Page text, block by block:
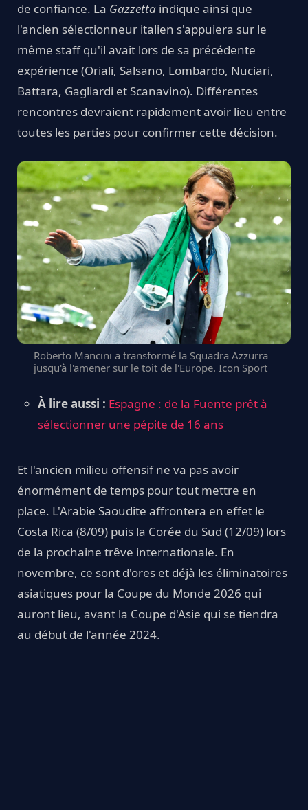
de confiance. La Gazzetta indique ainsi que
l'ancien sélectionneur italien s'appuiera sur le
même staff qu'il avait lors de sa précédente
expérience (Oriali, Salsano, Lombardo, Nuciari,
Battara, Gagliardi et Scanavino). Différentes
rencontres devraient rapidement avoir lieu entre
toutes les parties pour confirmer cette décision.
Roberto Mancini a transformé la Squadra Azzurra
jusqu'à l'amener sur le toit de l'Europe. Icon Sport
À lire aussi : Espagne : de la Fuente prêt à
sélectionner une pépite de 16 ans
Et l'ancien milieu offensif ne va pas avoir
énormément de temps pour tout mettre en
place. L'Arabie Saoudite affrontera en effet le
Costa Rica (8/09) puis la Corée du Sud (12/09) lors
de la prochaine trêve internationale. En
novembre, ce sont d'ores et déjà les éliminatoires
asiatiques pour la Coupe du Monde 2026 qui
auront lieu, avant la Coupe d'Asie qui se tiendra
au début de l'année 2024.